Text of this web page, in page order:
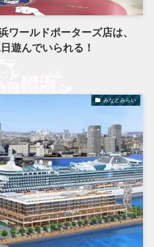
ワールドポーターズ店は、
遊んでいられる！
みなとみらい